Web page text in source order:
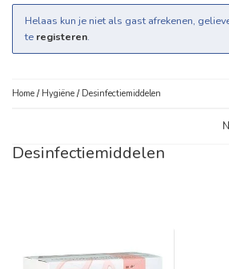
Helaas kun je niet als gast afrekenen,
te registeren.
Home / Hygiëne / Desinfectiemiddelen
Desinfectiemiddelen